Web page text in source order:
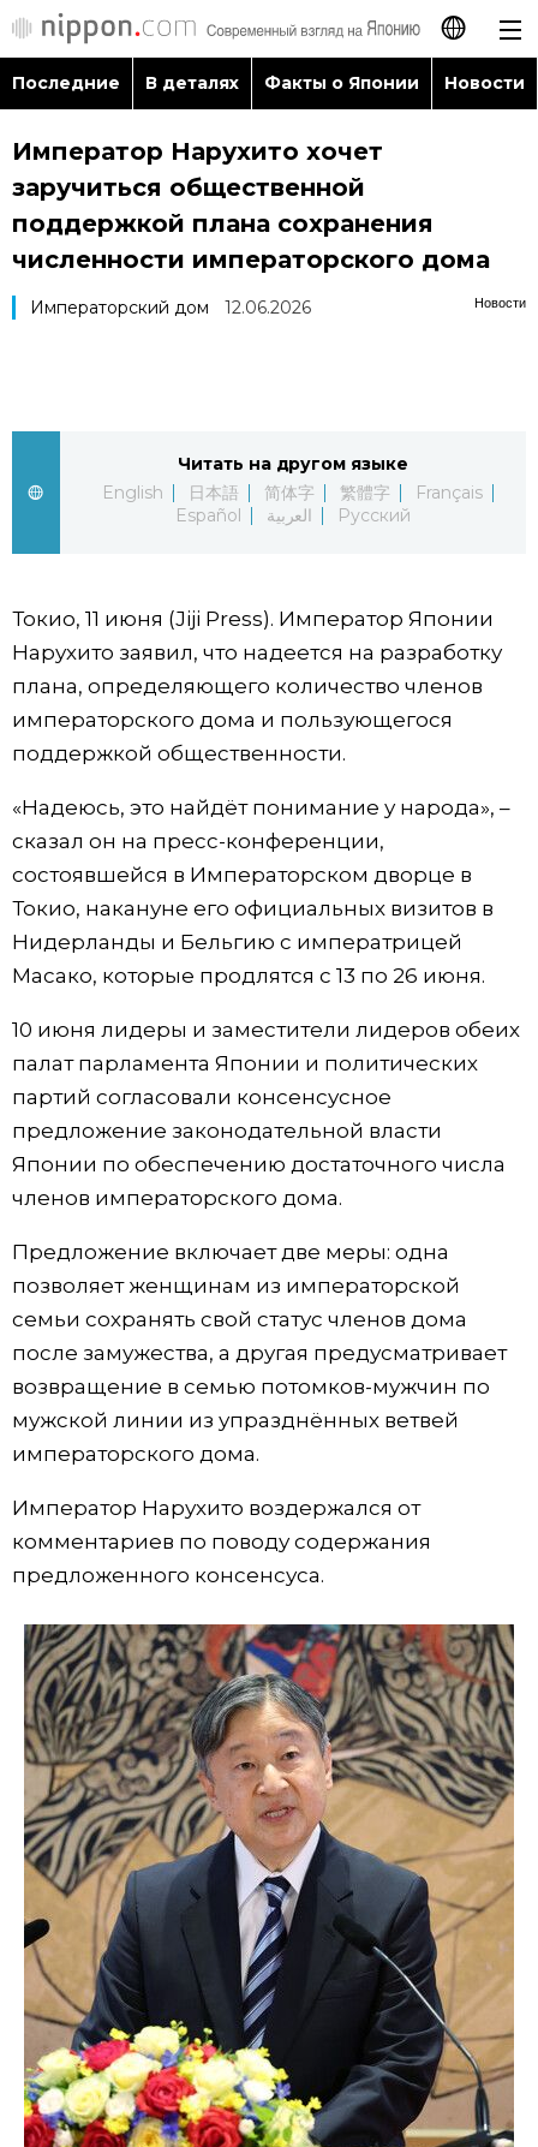
日本語
English
繁體字
العربية
Последние
В деталях
Новости
Путеводитель по Японии
Разделы
Политика
Экономика
Общество
Технологии
Токио
От редакции
Японский калейдоскоп
Семья
Еда и напитки
Последние В деталях Факты о Японии Новости
Император Нарухито хочет
заручиться общественной
поддержкой плана сохранения
численности императорского дома
Новости
Императорский дом 12.06.2026
Читать на другом языке
English
日本語 简体字 繁體字
Français
Español
العربية Русский
Токио, 11 июня (Jiji Press). Император Японии
Нарухито заявил, что надеется на разработку
плана, определяющего количество членов
императорского дома и пользующегося
поддержкой общественности.
«Надеюсь, это найдёт понимание у народа», –
сказал он на пресс-конференции,
состоявшейся в Императорском дворце в
Токио, накануне его официальных визитов в
Нидерланды и Бельгию с императрицей
Масако, которые продлятся с 13 по 26 июня.
10 июня лидеры и заместители лидеров обеих
палат парламента Японии и политических
партий согласовали консенсусное
предложение законодательной власти
Японии по обеспечению достаточного числа
членов императорского дома.
Предложение включает две меры: одна
позволяет женщинам из императорской
семьи сохранять свой статус членов дома
после замужества, а другая предусматривает
возвращение в семью потомков-мужчин по
мужской линии из упразднённых ветвей
императорского дома.
Император Нарухито воздержался от
комментариев по поводу содержания
предложенного консенсуса.